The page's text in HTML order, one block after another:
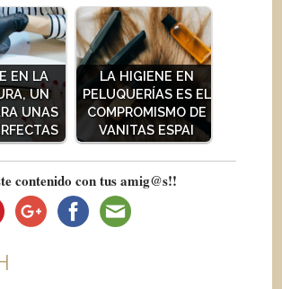
EN LA
UN
UNAS
LA HIGIENE EN
PELUQUERÍAS ES EL
COMPROMISMO DE
VANITAS ESPAI
contenido con tus amig@s!!